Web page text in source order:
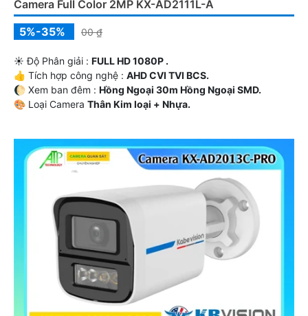
Camera Full Color 2MP KX-AD2111L-A
5%-35%
00 ₫
☀️ Độ Phân giải : FULL HD 1080P .
👍 Tích hợp công nghệ : AHD CVI TVI BCS.
🌔 Xem ban đêm : Hồng Ngoại 30m Hồng Ngoại SMD.
🎨 Loại Camera Thân Kim loại + Nhựa.